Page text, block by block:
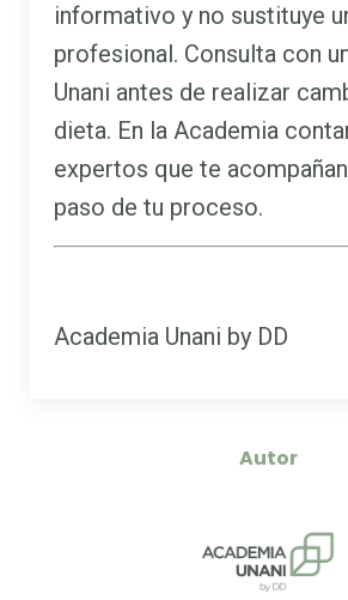
informativo y no sustituye
profesional. Consulta con
Unani antes de realizar
dieta. En la Academia
expertos que te
paso de tu proceso.
Academia Unani by DD
Autor